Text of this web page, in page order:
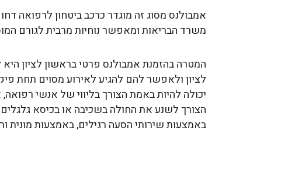
אמבולנס מסוג זה מוגדר כרכב ביטחון לרפואה
משרד הבריאות ומאפשר נוחיות מרבית לגורם
המטרה בהזמנת אמבולנס פרטי בראשון לציון היא
לציון ולאפשר להם להגיע לאירוע מסוים תחת
יכולה להיות באמת הצורך בליווי של אנשי
הצורך לשנע את החולה בשכיבה או בכיסא
באמצעות שירותי הסעה רגילים, באמצעות מונית